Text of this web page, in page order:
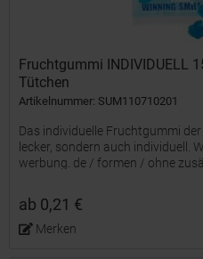
Fruchtgummi INDIVIDUELL
Tütchen
Artikelnummer: SUM110710201
Das individuelle Fruchtgummi
lecker, sondern auch individuell.
werbung. de / formen / ohne
ab 0,21 €
Merken